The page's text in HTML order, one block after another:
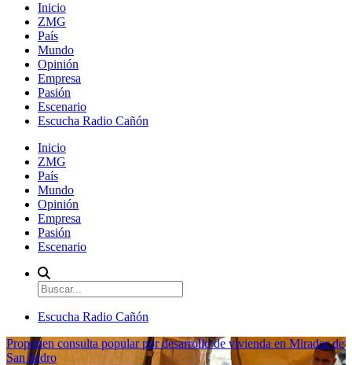
Inicio
ZMG
País
Mundo
Opinión
Empresa
Pasión
Escenario
Escucha Radio Cañón
Inicio
ZMG
País
Mundo
Opinión
Empresa
Pasión
Escenario
Escucha Radio Cañón
Proponen consulta popular por desarrollo de vivienda en Mirador de
San Isidro